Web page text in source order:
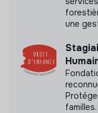
une
familles.